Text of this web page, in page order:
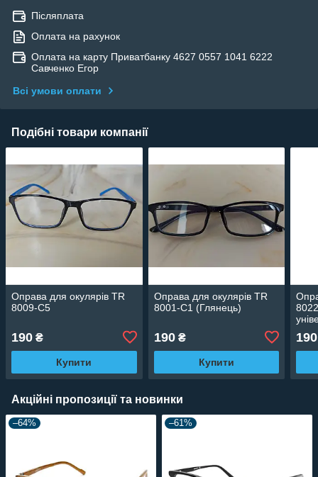
Післяплата
Оплата на рахунок
Оплата на карту Приватбанку 4627 0557 1041 6222
Савченко Егор
Всі умови оплати
Подібні товари компанії
Оправа для окулярів TR
8009-C5
190 ₴
Купити
Оправа для окулярів TR
8001-C1 (Глянець)
190₴
Купити
190
Акційні пропозиції та новинки
–64% –61%